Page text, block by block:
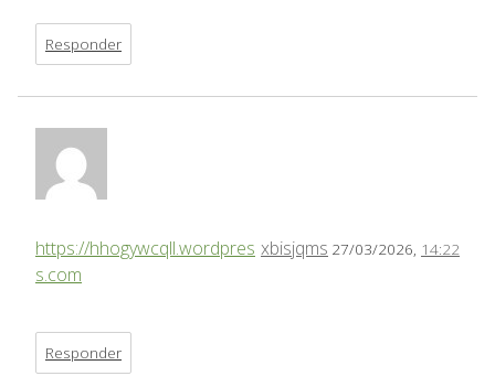
Responder
xbisjqms 27/03/2026, 14:22
https://hhogywcqll.wordpres
s.com
Responder